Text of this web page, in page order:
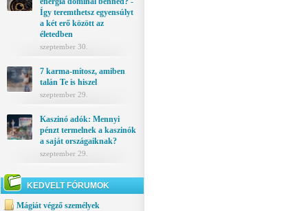
Így teremthetsz egyensúlyt
a két erő között az
életedben
szeptember 30.
7 karma-mítosz, amiben
talán Te is hiszel
szeptember 29.
Kaszinó adók: Mennyi
pénzt termelnek a kaszinók
a saját országaiknak?
szeptember 29.
KEDVELT FÓRUMOK
Mágiát végző személyek